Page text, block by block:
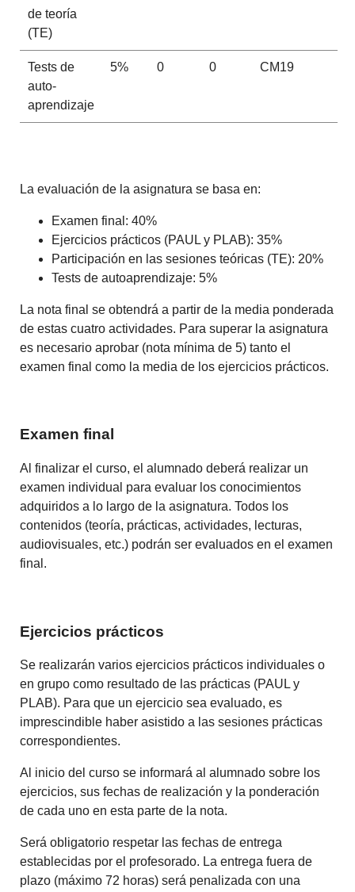
de teoría
(TE)
Tests de
auto-
aprendizaje
5% 0 0 CM19
La evaluación de la asignatura se basa en:
Examen final : 40%
Ejercicios prácticos (PAUL y PLAB): 35%
Participación en las sesiones teóricas (TE): 20%
Tests de autoaprendizaje: 5%
La nota final se obtendrá a partir de la media ponderada
de estas cuatro actividades. Para superar la asignatura
es necesario aprobar (nota mínima de 5) tanto el
examen final como la media de los ejercicios prácticos.
Examen final
Al finalizar el curso, el alumnado deberá realizar un
examen individual para evaluar los conocimientos
adquiridos a lo largo de la asignatura. Todos los
contenidos (teoría, prácticas, actividades, lecturas,
audiovisuales, etc.) podrán ser evaluados en el examen
final.
Ejercicios prácticos
Se realizarán varios ejercicios prácticos individuales o
en grupo como resultado de las prácticas (PAUL y
PLAB). Para que un ejercicio sea evaluado, es
imprescindible haber asistido a las sesiones prácticas
correspondientes.
Al inicio del curso se informará al alumnado sobre los
ejercicios, sus fechas de realización y la ponderación
de cada uno en esta parte de la nota.
Será obligatorio respetar las fechas de entrega
establecidas por el profesorado. La entrega fuera de
plazo (máximo 72 horas) será penalizada con una